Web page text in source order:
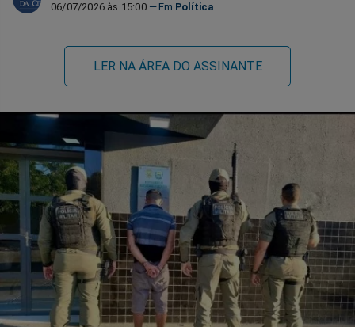
06/07/2026 às 15:00 Política
LER NA ÁREA DO ASSINANTE